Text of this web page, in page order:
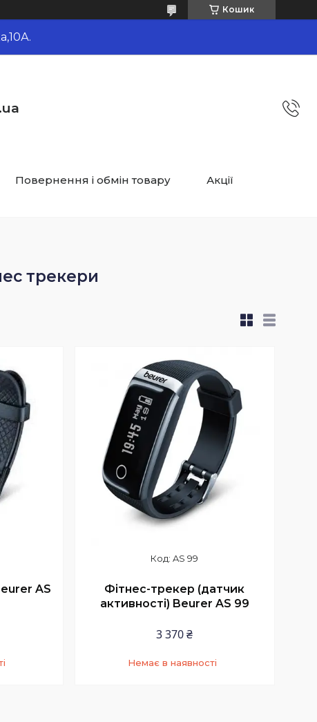
Кошик
Повернення і обмін товару Акції
трекери
AS
AS 99
Фітнес-трекер (датчик
активності) Beurer AS 99
3 370 ₴
Немає в наявності